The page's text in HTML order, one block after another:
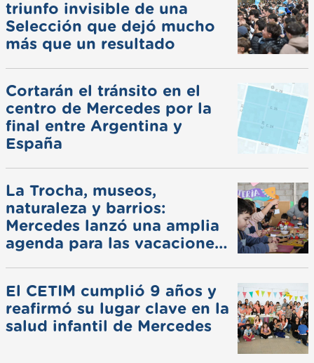
triunfo invisible de una
Selección que dejó mucho
más que un resultado
Cortarán el tránsito en el
centro de Mercedes por la
final entre Argentina y
España
La Trocha, museos,
naturaleza y barrios:
Mercedes lanzó una amplia
agenda para las vacaciones
El CETIM cumplió 9 años y
reafirmó su lugar clave en la
salud infantil de Mercedes